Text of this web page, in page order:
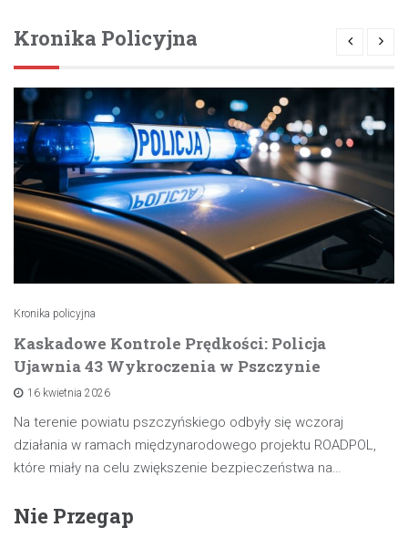
Kronika Policyjna
Kronika policyjna
Kaskadowe Kontrole Prędkości: Policja
Ujawnia 43 Wykroczenia w Pszczynie
16 kwietnia 2026
Na terenie powiatu pszczyńskiego odbyły się wczoraj
działania w ramach międzynarodowego projektu ROADPOL,
które miały na celu zwiększenie bezpieczeństwa na…
Nie Przegap